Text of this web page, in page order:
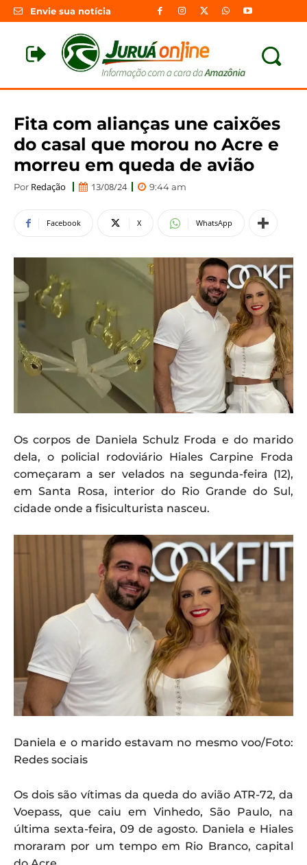
Envie sua notícia
Fita com alianças une caixões
do casal que morou no Acre e
morreu em queda de avião
Por Redação 13/08/24 9:44 am
Facebook X WhatsApp
Os corpos de Daniela Schulz Froda e do marido
dela, o policial rodoviário Hiales Carpine Froda
começaram a ser velados na segunda-feira (12),
em Santa Rosa, interior do Rio Grande do Sul,
cidade onde a fisiculturista nasceu.
Daniela e o marido estavam no mesmo voo/Foto:
Redes sociais
Os dois são vítimas da queda do avião ATR-72, da
Voepass, que caiu em Vinhedo, São Paulo, na
última sexta-feira, 09 de agosto. Daniela e Hiales
moraram por um tempo em Rio Branco, capital